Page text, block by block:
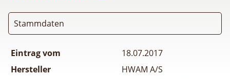
Stammdaten
Eintrag vom
18.07.2017
Hersteller
HWAM A/S